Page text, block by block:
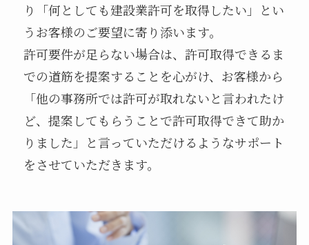
り「何としても建設業許可を取得したい」とい
うお客様のご要望に寄り添います。
許可要件が足らない場合は、許可取得できるま
での道筋を提案することを心がけ、お客様から
「他の事務所では許可が取れないと言われたけ
ど、提案してもらうことで許可取得できて助か
りました」と言っていただけるようなサポート
をさせていただきます。